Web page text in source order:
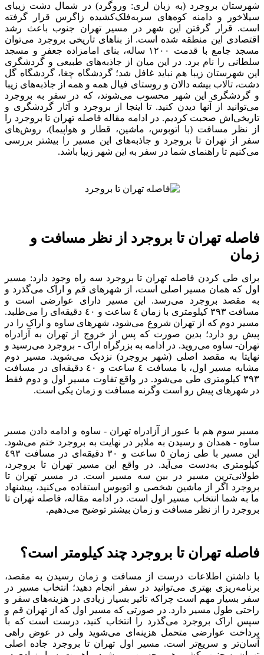
شهرستان بروجرد (به زبان لری: وروگرد) در شمال دشت زیبای
سیلاخور و دامنه‌ کوه‌های سر‌به‌فلک‌کشیده زاگرس قرار گرفته
است. قرار گرفتن این شهر در مسیر تهران جنوب باعث رشد
اقتصادی این منطقه شده است. از بنا‌های تاریخی بروجرد می‌توان
مسجد جامع با قدمت ١٢٠٠ ساله، بنای امامزاده جعفر و مسجد
سلطانی را نام برد. در این میان از جاذبه‌های طبیعی و گردشگری
این شهرستان زیبا هم نباید غافل شد؛ گردشگاه چغا، گردشگاه گل
دشت، تالاب بیشه دالان و روستای فیال همه و همه از جاذبه‌های زیبا
و گردشگری این شهر محسوب می‌شوند، که در سفر به بروجرد
می‌توانید از آنها دیدن کنید. تا اینجا از بروجرد و آثار گردشگری و
تاریخی‌اش صحبت کردیم. در ادامه مقاله فاصله تهران تا بروجرد را
از نظر مسافت (با اتوبوس، ماشین، قطار و هواپیما)، روش‌های
سفر از تهران تا بروجرد و جاذبه‌های این مسیر را بیشتر بررسی
می‌کنیم تا راهنمای شما در سفر به این شهر زیبا باشد.
فاصله تهران تا بروجرد از نظر مسافت و
زمان
برای طی کردن فاصله تهران تا بروجرد سه راه وجود دارد: مسیر
اول که همان مسیر اصلی است، از شهر‌های قم و اراک می‌گذرد و
به مقصد بروجرد می‌رسد. این مسیر دارای عوارضی است و
مسافت ٣٩٣ کیلومتری با زمان ٤ ساعت و ٤٠ دقیقه‌ای را می‌طلبد.
مسیر دوم که از تهران شروع می‌شود، شهر‌های ساوه و اراک را در
پیش رو دارد؛ بدین صورت که پس از خروج از تهران به آزاد‌راه
تهران- ساوه می‌روید. در ادامه به بزرگراه اراک - بروجرد می‌رسید و
نهایتا به مقصد اصلی (شهر بروجرد) نزدیک می‌شوید. مسیر دوم
مشابه مسیر اول، با مسافت ٤ ساعت و ٤٠ دقیقه‌ای در مسافت
٣٩٣ کیلومتری طی می‌شود. در واقع تفاوت مسیر اول و دوم فقط
در شهر‌های پیش رو است وگرنه مسافت و زمان یکی است.
مسیر سوم هم با عبور از آزاد‌راه تهران - ساوه و ادامه دادن مسیر
ساوه - همدان و رسیدن به ملایر در نهایت به بروجرد ختم می‌شود.
این مسیر با طی زمان ٥ ساعت و ٣٠ دقیقه‌ای در مسافت ٤٩٣
کیلومتری به‌دست می‌آید. در واقع این مسیر تهران تا بروجرد،
طولانی‌ترین مسیر در بین سه مسیر است. در مسیر تهران تا
بروجرد اگر از ماشین شخصی و اتوبوس استفاده می‌کنید، پیشنهاد
ما به شما انتخاب مسیر اول است. در ادامه مقاله، فاصله تهران تا
بروجرد را از نظر مسافت و زمان بیشتر توضیح می‌دهیم.
فاصله تهران تا بروجرد چند کیلومتر است؟
با داشتن اطلاعات درست از مسافت و زمان رسیدن به مقصد،
برنامه‌ریزی بهتری می‌توانید در سفر انجام دهید؛ انتخاب مسیر در
سفر بسیار مهم است چرا‌که تاثیر بسیار زیادی در هزینه‌های سفر و
راحتی طول مسیر دارد. در صورتی که مسیر اول که از تهران قم و
سپس اراک بروجرد می‌گذرد را انتخاب کنید، درست است که با
پرداخت عوارضی متحمل هزینه‌ای می‌شوید ولی در عوض راهی
آسان‌تر و سریع‌تر است. مسیر اول تهران تا بروجرد جاده اصلی